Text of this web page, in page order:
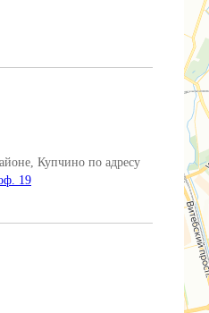
Купчино по адресу
19